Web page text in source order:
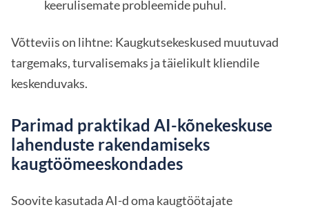
keerulisemate probleemide puhul.
Võtteviis on lihtne: Kaugkutsekeskused muutuvad
targemaks, turvalisemaks ja täielikult kliendile
keskenduvaks.
Parimad praktikad AI-kõnekeskuse
lahenduste rakendamiseks
kaugtöömeeskondades
Soovite kasutada AI-d oma kaugtöötajate